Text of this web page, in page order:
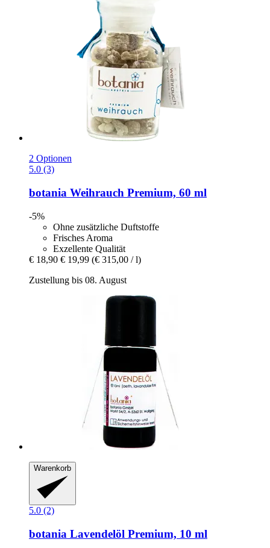
2 Optionen
5.0 (3)
botania Weihrauch Premium, 60 ml
-5%
Ohne zusätzliche Duftstoffe
Frisches Aroma
Exzellente Qualität
€ 18,90 € 19,99 (€ 315,00 / l)
Zustellung bis 08. August
Warenkorb
5.0 (2)
botania Lavendelöl Premium, 10 ml